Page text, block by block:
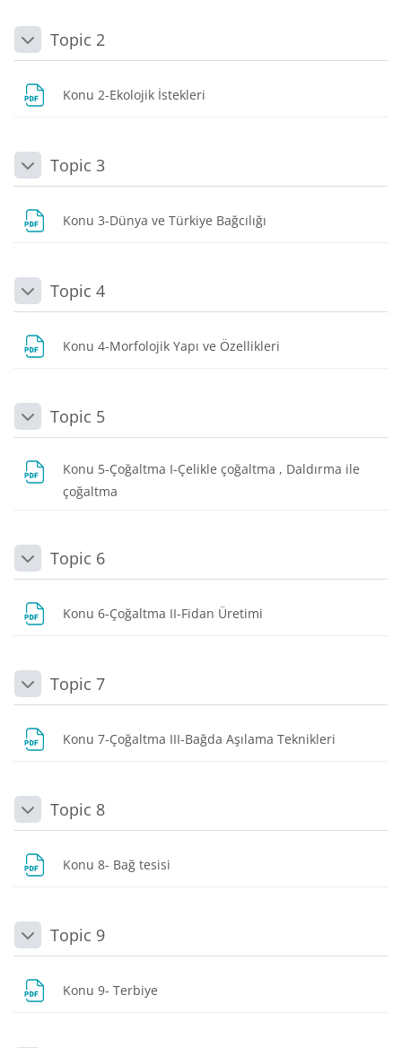
DaraltTopic 2
Konu 2-Ekolojik İstekleri
DaraltTopic 3
Konu 3-Dünya ve Türkiye Bağcılığı
DaraltTopic 4
Konu 4-Morfolojik Yapı ve Özellikleri
DaraltTopic 5
Konu 5-Çoğaltma I-Çelikle çoğaltma , Daldırma ile
çoğaltma
DaraltTopic 6
Konu 6-Çoğaltma II-Fidan Üretimi
DaraltTopic 7
Konu 7-Çoğaltma III-Bağda Aşılama Teknikleri
DaraltTopic 8
Konu 8- Bağ tesisi
DaraltTopic 9
Konu 9- Terbiye